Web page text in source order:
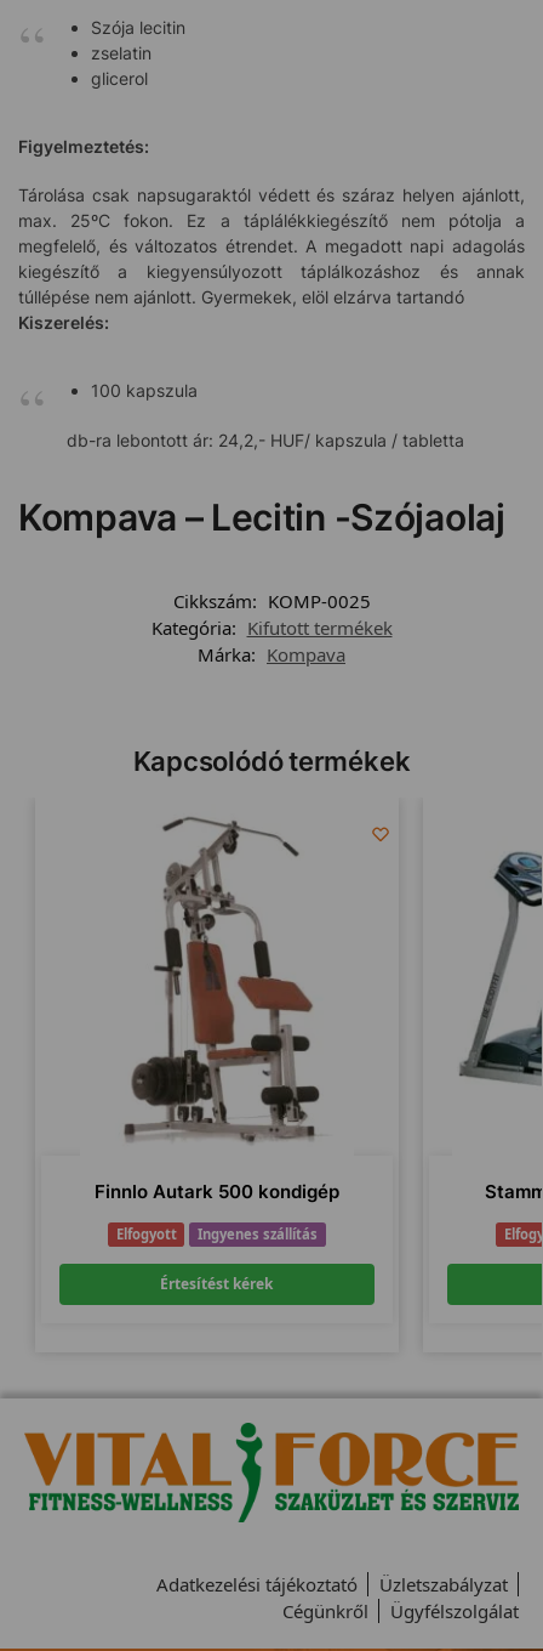
Szója lecitin
zselatin
glicerol
Figyelmeztetés:
Tárolása csak napsugaraktól védett és száraz helyen ajánlott,
max. 25ºC fokon. Ez a táplálékkiegészítő nem pótolja a
megfelelő, és változatos étrendet. A megadott napi adagolás
kiegészítő a kiegyensúlyozott táplálkozáshoz és annak
túllépése nem ajánlott. Gyermekek, elöl elzárva tartandó
Kiszerelés:
100 kapszula
db-ra lebontott ár: 24,2,- HUF/ kapszula / tabletta
Kompava – Lecitin -Szójaolaj
Cikkszám: KOMP-0025
Kategória: Kifutott termékek
Márka: Kompava
Kapcsolódó termékek
Finnlo Autark 500 kondigép
Elfogyott Ingyenes szállítás
Értesítést kérek
Adatkezelési tájékoztató
Üzletszabályzat
Cégünkről
Ügyfélszolgálat